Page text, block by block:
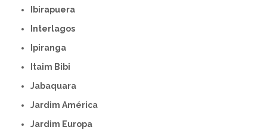
Ibirapuera
Interlagos
Ipiranga
Itaim Bibi
Jabaquara
Jardim América
Jardim Europa